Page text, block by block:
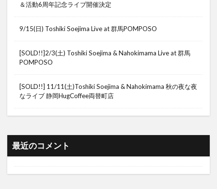
＆活動6周年記念ライブ開催決定
9/15(日) Toshiki Soejima Live at 群馬POMPOSO
[SOLD!!]2/3(土) Toshiki Soejima & Nahokimama Live at 群馬
POMPOSO
[SOLD!!] 11/11(土)Toshiki Soejima & Nahokimama 秋の夜な夜
なライブ 静岡HugCoffee両替町店
最近のコメント